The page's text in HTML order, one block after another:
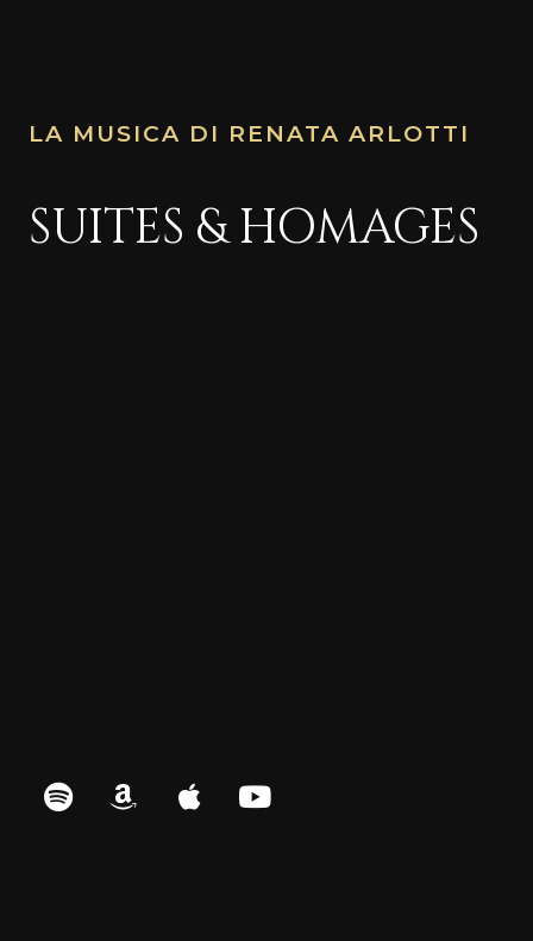
LA MUSICA DI RENATA ARLOTTI
SUITES & HOMAGES